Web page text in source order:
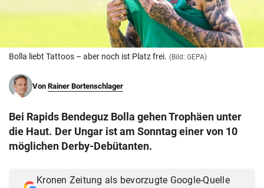
© Krone Multimedia GmbH & Co KG 2026
Muthgasse 2, 1190 Wien
Bolla liebt Tattoos – aber noch ist Platz frei. (Bild: GEPA)
Von Rainer Bortenschlager
Bei Rapids Bendeguz Bolla gehen Trophäen unter
die Haut. Der Ungar ist am Sonntag einer von 10
möglichen Derby-Debütanten.
Kronen Zeitung als bevorzugte Google-Quelle